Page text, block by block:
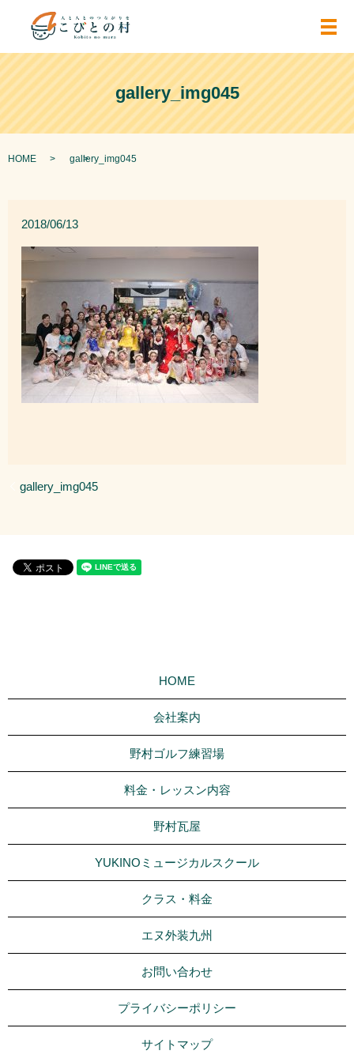
メ
gallery_img045
HOME gallery_img045
2018/06/13
gallery_img045
HOME
会社案内
野村ゴルフ練習場
料金・レッスン内容
野村瓦屋
YUKINOミュージカルスクール
クラス・料金
エヌ外装九州
お問い合わせ
プライバシーポリシー
サイトマップ